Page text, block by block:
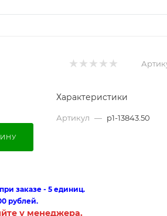
Характеристики
Артикул — p1-13843.50
заказе - 5 единиц.
рублей.
у менеджера.